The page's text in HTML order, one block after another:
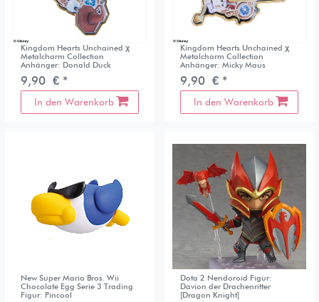
Kingdom Hearts Unchained χ
Metalcharm Collection
Anhänger: Donald Duck
9,90 € *
In den Warenkorb
Kingdom Hearts Unchained χ
Metalcharm Collection
Anhänger: Micky Maus
9,90 € *
In den Warenkorb
New Super Mario Bros. Wii
Chocolate Egg Serie 3 Trading
Figur: Pincool
Dota 2 Nendoroid Figur:
Davion der Drachenritter
[Dragon Knight]